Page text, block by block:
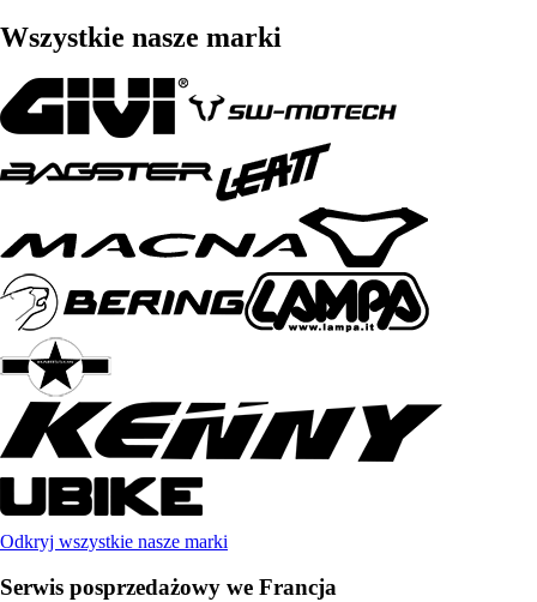
Wszystkie nasze marki
Odkryj wszystkie nasze marki
Serwis posprzedażowy we Francja